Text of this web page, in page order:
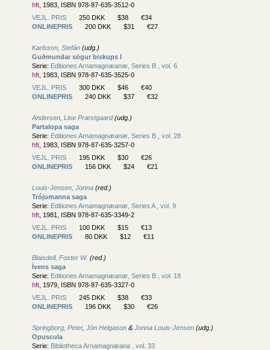
hft , 1983, ISBN 978-87-635-3512-0
VEJL. PRIS
250 DKK $38
€34
ONLINEPRIS
200 DKK $31 €27
Karlsson, Stefán (udg.)
Guðmundar sögur biskups I
Serie: Editiones Arnamagnæanæ, Series B , vol. 6
hft , 1983, ISBN 978-87-635-3525-0
VEJL. PRIS
300 DKK $46
€40
ONLINEPRIS
240 DKK $37 €32
Andersen, Lise Præstgaard(udg.)
Partalopa saga
Serie: Editiones Arnamagnæanæ, Series B , vol. 28
hft , 1983, ISBN 978-87-635-3257-0
VEJL. PRIS
195 DKK $30
€26
ONLINEPRIS
156 DKK $24 €21
Louis-Jensen, Jonna (red.)
Trójumanna saga
Serie: Editiones Arnamagnæanæ, Series A , vol. 9
hft , 1981, ISBN 978-87-635-3349-2
VEJL. PRIS
100 DKK $15
€13
ONLINEPRIS
80 DKK $12 €11
Blaisdell, Foster W. (red.)
Ívens saga
Serie: Editiones Arnamagnæanæ, Series B , vol. 18
hft , 1979, ISBN 978-87-635-3327-0
VEJL. PRIS
245 DKK $38
€33
ONLINEPRIS
196 DKK $30 €26
Springborg, Peter, Jón Helgason & Jonna Louis-Jensen (udg.)
Opuscula
Serie: Bibliotheca Arnamagnæana , vol. 33